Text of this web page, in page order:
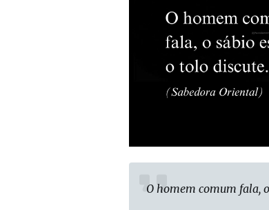
O homem comum fala,